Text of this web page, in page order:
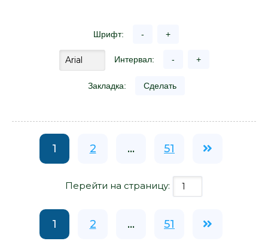
Шрифт: - +
Интервал: - +
Закладка: Сделать
1 2 ... 51
Перейти на страницу:
1 2 ... 51